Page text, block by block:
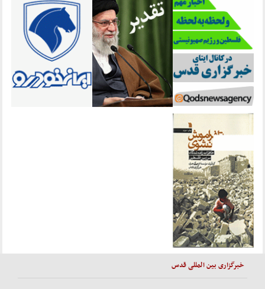
خبرگزاری بین المللی قدس